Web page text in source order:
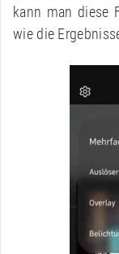
kann man diese
wie die